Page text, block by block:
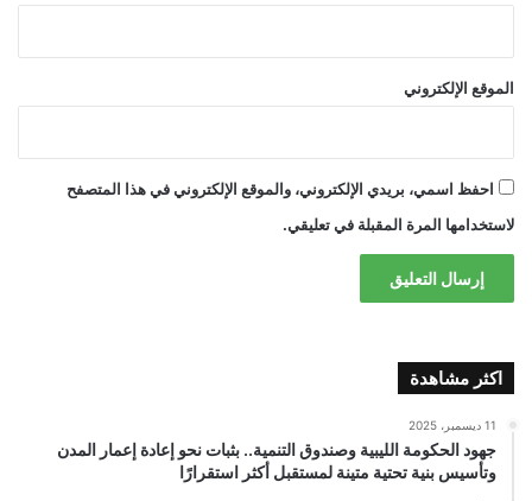
الموقع الإلكتروني
احفظ اسمي، بريدي الإلكتروني، والموقع الإلكتروني في هذا المتصفح
لاستخدامها المرة المقبلة في تعليقي.
اكثر مشاهدة
11 ديسمبر، 2025
جهود الحكومة الليبية وصندوق التنمية.. بثبات نحو إعادة إعمار المدن
وتأسيس بنية تحتية متينة لمستقبل أكثر استقرارًا